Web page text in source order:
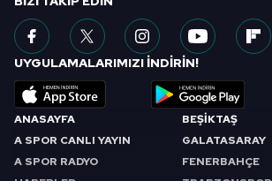
ANASAYFA
A SPOR CANLI YAYIN
A SPOR RADYO
BEŞİKTAŞ
GALATASARAY
FENERBAHÇE
UYGULAMALARIMIZI İNDİRİN!